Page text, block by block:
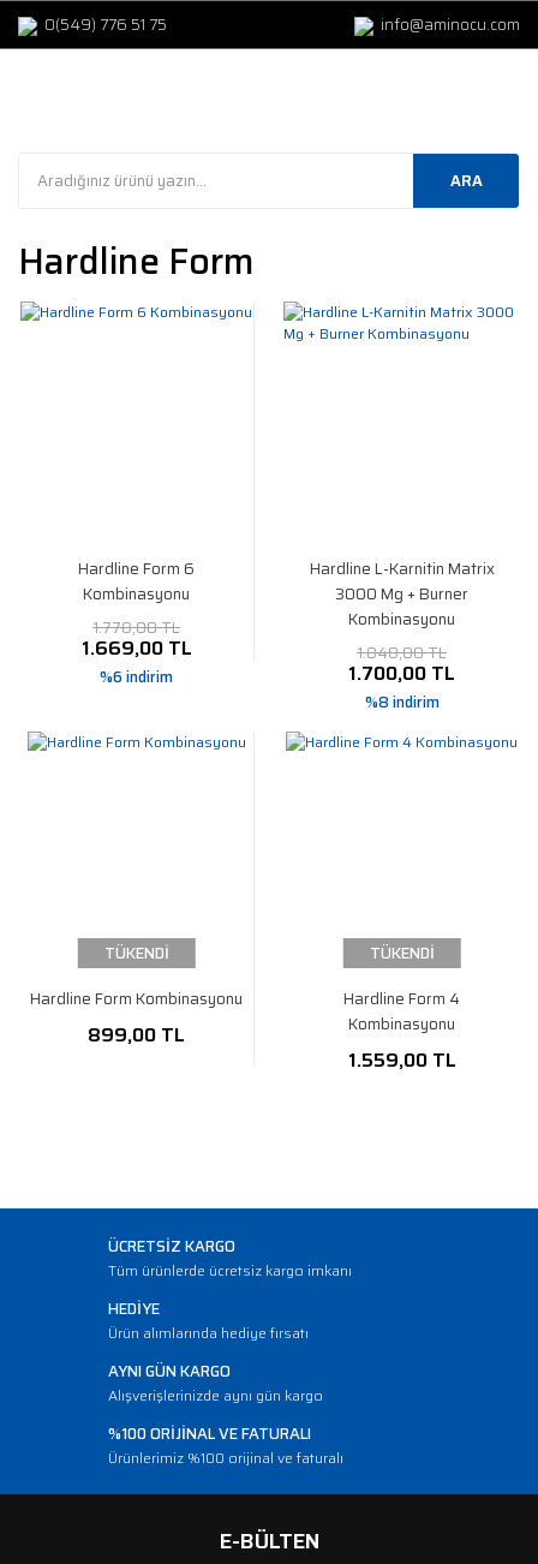
0(549) 776 51 75 info@aminocu.com
ARA
Hardline Form
Hardline Form 6
Kombinasyonu
1.778,00 TL
1.669,00 TL
%6 indirim
Hardline L-Karnitin Matrix
3000 Mg + Burner
Kombinasyonu
1.848,00 TL
1.700,00 TL
%8 indirim
TÜKENDİ
Hardline Form Kombinasyonu
899,00 TL
TÜKENDİ
Hardline Form 4
Kombinasyonu
1.559,00 TL
ÜCRETSİZ KARGO
Tüm ürünlerde ücretsiz kargo imkanı
HEDİYE
Ürün alımlarında hediye fırsatı
AYNI GÜN KARGO
Alışverişlerinizde aynı gün kargo
%100 ORİJİNAL VE FATURALI
Ürünlerimiz %100 orijinal ve faturalı
E-BÜLTEN